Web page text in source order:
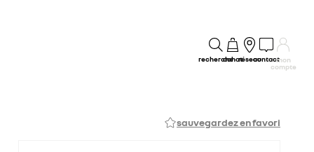
rechercheachatréseaucontactmon
compte
sauvegardez en favori